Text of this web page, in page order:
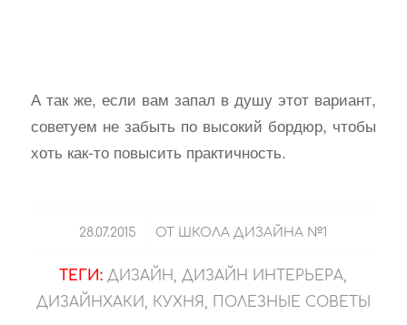
А так же, если вам запал в душу этот вариант,
советуем не забыть по высокий бордюр, чтобы
хоть как-то повысить практичность.
28.07.2015
/ ОТ ШКОЛА ДИЗАЙНА №1
ТЕГИ: ДИЗАЙН ДИЗАЙН ИНТЕРЬЕРА
ДИЗАЙНХАКИ
КУХНЯ ПОЛЕЗНЫЕ СОВЕТЫ